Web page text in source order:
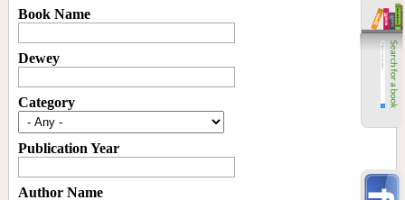
Book Name
Dewey
Category
Publication Year
Author Name